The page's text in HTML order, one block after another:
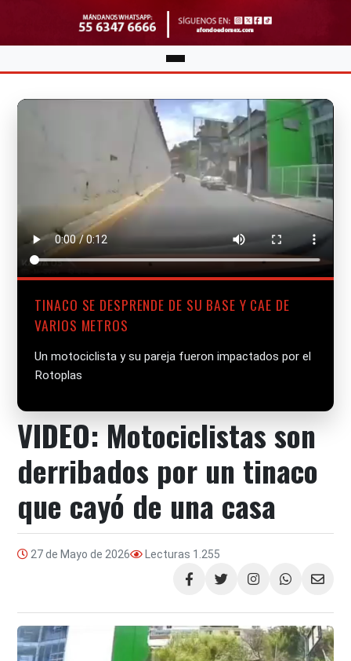
TINACO SE DESPRENDE DE SU BASE Y CAE DE
VARIOS METROS
Un motociclista y su pareja fueron impactados por el
Rotoplas
VIDEO: Motociclistas son
derribados por un tinaco
que cayó de una casa
27 de Mayo de 2026 Lecturas 1.255
Compartir